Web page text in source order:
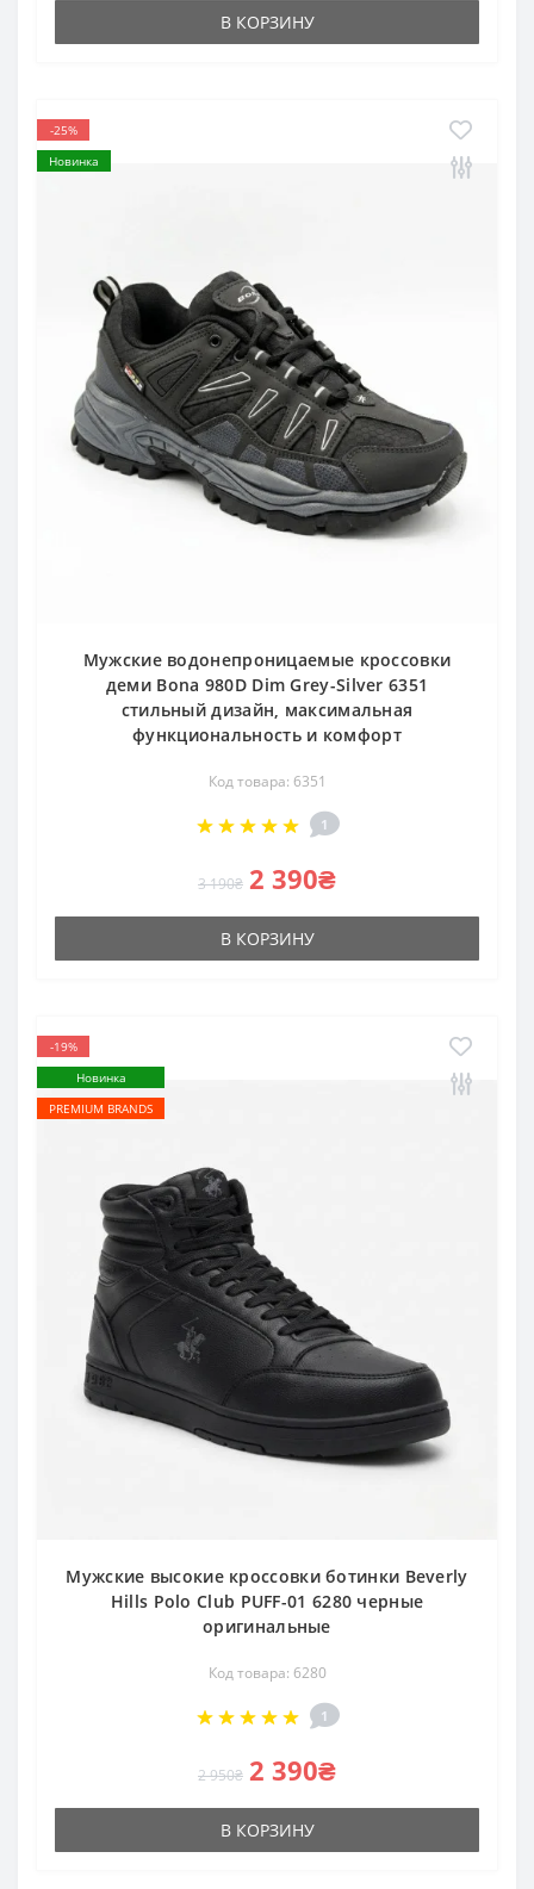
В КОРЗИНУ
-25%
Новинка
Мужские водонепроницаемые кроссовки
деми Bona 980D Dim Grey-Silver 6351
стильный дизайн, максимальная
функциональность и комфорт
Код товара: 6351
1
3 190₴ 2 390₴
В КОРЗИНУ
-19%
Новинка
PREMIUM BRANDS
Мужские высокие кроссовки ботинки Beverly
Hills Polo Club PUFF-01 6280 черные
оригинальные
Код товара: 6280
1
2 950₴ 2 390₴
В КОРЗИНУ